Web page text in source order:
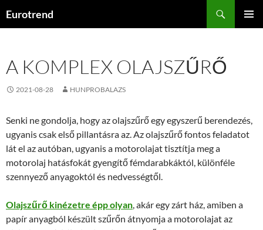
Eurotrend
A KOMPLEX OLAJSZŰRŐ
2021-08-28 HUNPROBALAZS
Senki ne gondolja, hogy az olajszűrő egy egyszerű berendezés,
ugyanis csak első pillantásra az. Az olajszűrő fontos feladatot
lát el az autóban, ugyanis a motorolajat tisztítja meg a
motorolaj hatásfokát gyengítő fémdarabkáktól, különféle
szennyező anyagoktól és nedvességtől.
Olajszűrő kinézetre épp olyan, akár egy zárt ház, amiben a
papír anyagból készült szűrőn átnyomja a motorolajat az